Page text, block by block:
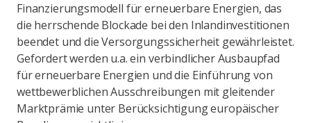
Finanzierungsmodell für erneuerbare Energien, das
die herrschende Blockade bei den Inlandinvestitionen
beendet und die Versorgungssicherheit gewährleistet.
Gefordert werden u.a. ein verbindlicher Ausbaupfad
für erneuerbare Energien und die Einführung von
wettbewerblichen Ausschreibungen mit gleitender
Marktprämie unter Berücksichtigung europäischer